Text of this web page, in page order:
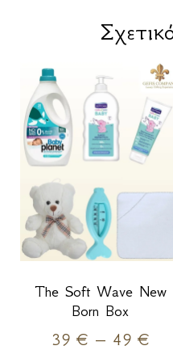
The Soft Wave New
Born Box
39 € – 49 €